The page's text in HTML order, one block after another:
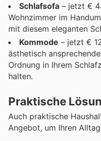
Schlafsofa – jetzt €
Wohnzimmer im
mit diesem eleganten
Kommode – jetzt €
ästhetisch
Ordnung in Ihrem
halten.
Praktische
Auch praktische
Angebot, um Ihren